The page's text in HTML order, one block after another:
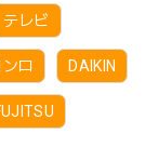
テレビ
ロ DAIKIN